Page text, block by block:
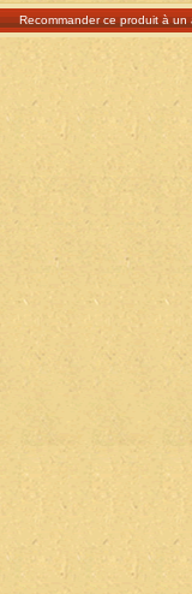
Recommander ce produit à un